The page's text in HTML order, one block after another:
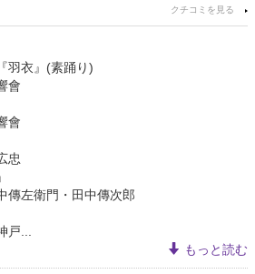
羽衣』(素踊り)
會
會
忠
衛門・田中傳次郎
戸...
もっと読む